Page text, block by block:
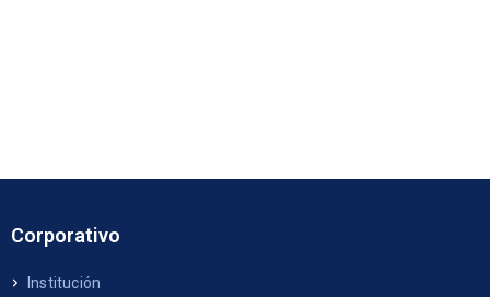
Corporativo
Institución